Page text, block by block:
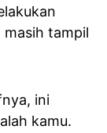
tampil
ini
kamu.